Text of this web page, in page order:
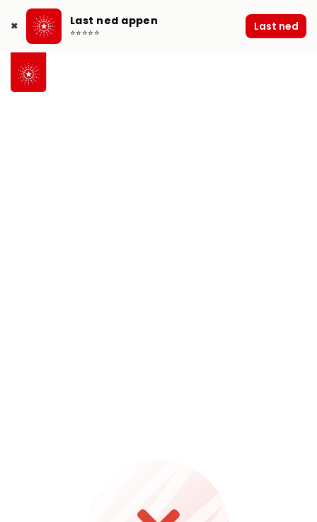
✖ Last ned appen
⭐⭐⭐⭐⭐ Last ned